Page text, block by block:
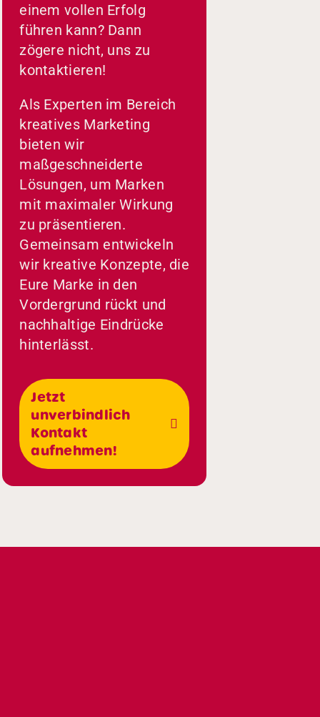
einem vollen Erfolg
führen kann? Dann
zögere nicht, uns zu
kontaktieren!
Als Experten im Bereich
kreatives Marketing
bieten wir
maßgeschneiderte
Lösungen, um Marken
mit maximaler Wirkung
zu präsentieren.
Gemeinsam entwickeln
wir kreative Konzepte, die
Eure Marke in den
Vordergrund rückt und
nachhaltige Eindrücke
hinterlässt.
Jetzt
unverbindlich
Kontakt
aufnehmen!